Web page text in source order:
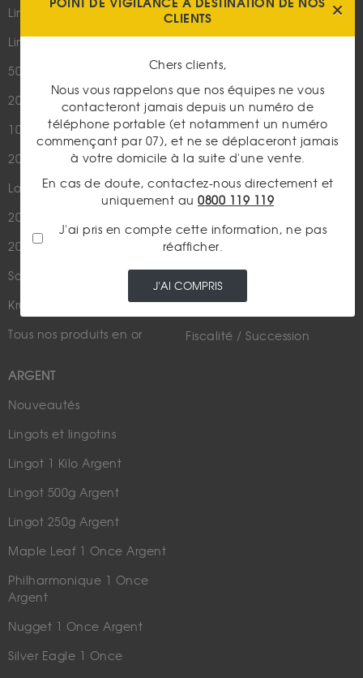
Lingotin 1 Once Or
Lingotin 1g Or
50 Pesos Or
20 Francs Napoléon
10 Francs Napoléon
20 Francs Marianne Coq
Louis d'Or - 20 Francs Or
20 Dollars US
20 Francs Suisse
Souverain
Krugerrand
Tous nos produits en or
ARGENT
Nouveautés
Lingots et lingotins
Lingot 1 Kilo Argent
Lingot 500g Argent
Lingot 250g Argent
Maple Leaf 1 Once Argent
Philharmonique 1 Once
Argent
Nugget 1 Once Argent
Silver Eagle 1 Once
Qui sommes-nous ?
Nous contacter
LES ACTUALITÉS
Or
Argent
Cours de l'or
Rachat de bijoux
Fiscalité / Succession
CLIENTS
Chers clients,
Nous vous rappelons que nos équipes ne vous
contacteront jamais depuis un numéro de
téléphone portable (et notamment un numéro
commençant par 07), et ne se déplaceront jamais
à votre domicile à la suite d'une vente.
En cas de doute, contactez-nous directement et
uniquement au 0800 119 119
J'ai pris en compte cette information, ne pas
réafficher.
J'AI COMPRIS